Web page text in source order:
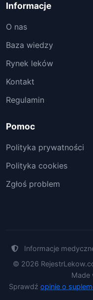
Informacje
O nas
Baza wiedzy
Rynek leków
Kontakt
Regulamin
Pomoc
Polityka prywatności
Polityka cookies
Zgłoś problem
Informacje
© 2026
Made
Sprawdź opinie o